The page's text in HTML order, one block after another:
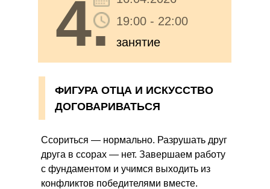
4. 19:00 - 22:00
занятие
Ссориться — нормально. Разрушать друг
друга в ссорах — нет. Завершаем работу
с фундаментом и учимся выходить из
конфликтов победителями вместе.
ФИГУРА ОТЦА И ИСКУССТВО
ДОГОВАРИВАТЬСЯ